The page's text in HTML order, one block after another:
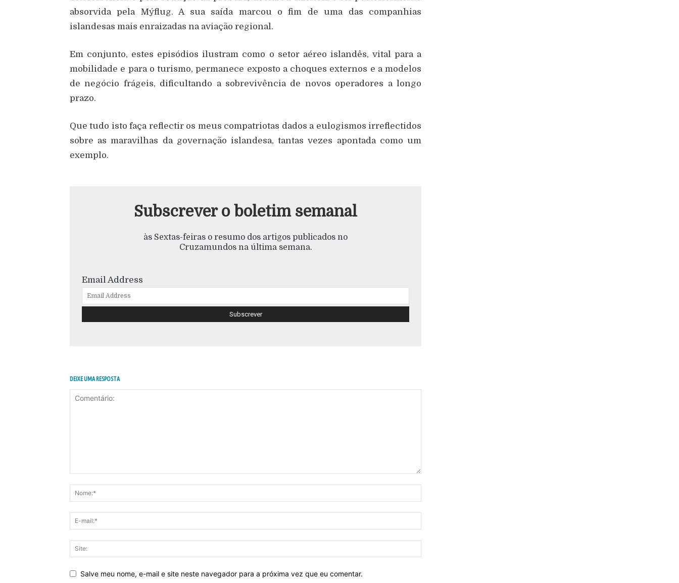
absorvida pela Mýflug. A sua saída marcou o fim de uma das companhias
islandesas mais enraizadas na aviação regional.
Em conjunto, estes episódios ilustram como o setor aéreo islandês, vital para a
mobilidade e para o turismo, permanece exposto a choques externos e a modelos
de negócio frágeis, dificultando a sobrevivência de novos operadores a longo
prazo.
Que tudo isto faça reflectir os meus compatriotas dados a eulogismos irreflectidos
sobre as maravilhas da governação islandesa, tantas vezes apontada como um
exemplo.
Subscrever o boletim semanal
às Sextas-feiras o resumo dos artigos publicados no
Cruzamundos na última semana.
Email Address
DEIXE UMA RESPOSTA
Salve meu nome, e-mail e site neste navegador para a próxima vez que eu comentar.